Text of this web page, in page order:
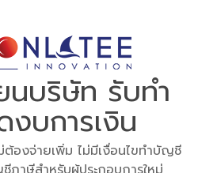
นบริษัท รับทำ
บการเงิน
องจ่ายเพิ่ม ไม่มีเงื่อนไขทำบัญชี